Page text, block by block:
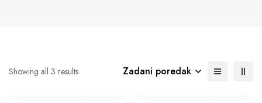
Showing all 3 results Zadani poredak